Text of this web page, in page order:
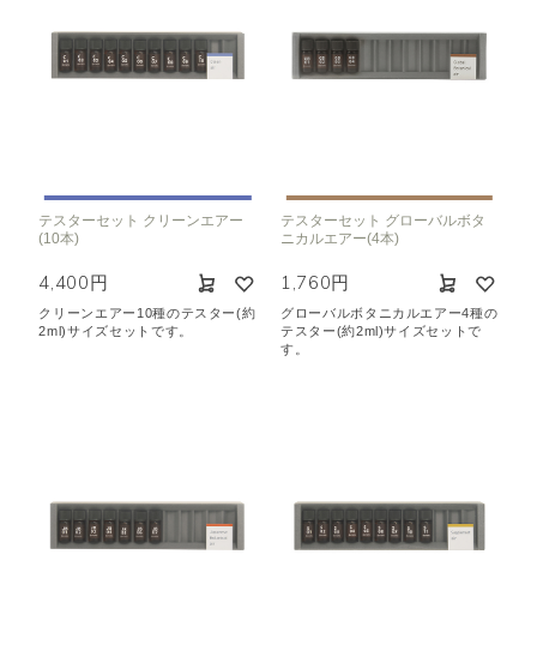
ピエゾ専用オイル
ブランチ・スティック専用オイル
空気清浄･消臭 眠り
おもてなし
ユーカリ フローラル エキゾチック
ヒノキ 和
テスターセット クリーンエアー
(10本)
4,400円
クリーンエアー10種のテスター(約
2ml)サイズセットです。
テスターセット グローバルボタ
ニカルエアー(4本)
1,760円
グローバルボタニカルエアー4種の
テスター(約2ml)サイズセットで
す。